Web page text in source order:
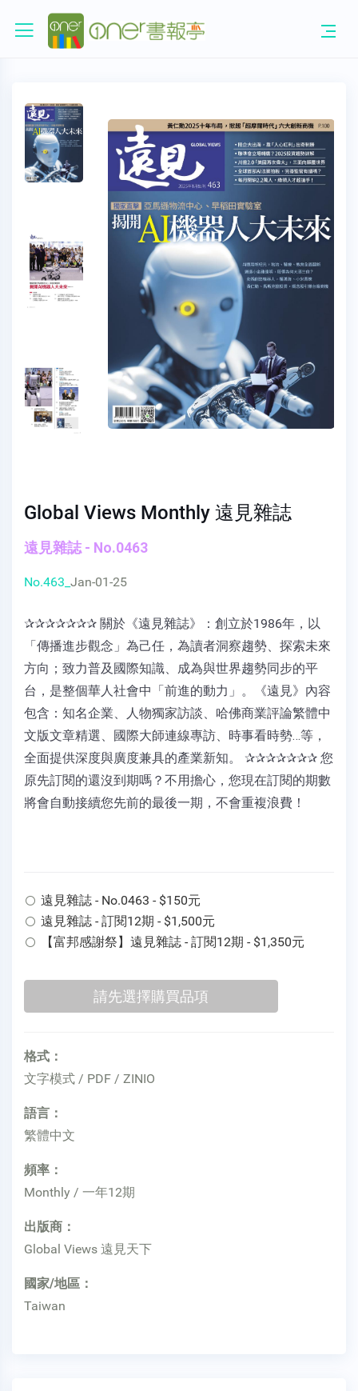
Global Views Monthly 遠見雜誌
遠見雜誌 - No.0463
No.463_ Jan-01-25
✰✰✰✰✰✰✰ 關於《遠見雜誌》：創立於1986年，以
「傳播進步觀念」為己任，為讀者洞察趨勢、探索未來
方向；致力普及國際知識、成為與世界趨勢同步的平
台，是整個華人社會中「前進的動力」。《遠見》內容
包含：知名企業、人物獨家訪談、哈佛商業評論繁體中
文版文章精選、國際大師連線專訪、時事看時勢…等，
全面提供深度與廣度兼具的產業新知。 ✰✰✰✰✰✰✰ 您
原先訂閱的還沒到期嗎？不用擔心，您現在訂閱的期數
將會自動接續您先前的最後一期，不會重複浪費！
遠見雜誌 - No.0463 - $150元
遠見雜誌 - 訂閱12期 - $1,500元
【富邦感謝祭】遠見雜誌 - 訂閱12期 - $1,350元
格式：
文字模式 / PDF / ZINIO
語言：
繁體中文
頻率：
Monthly / 一年12期
出版商：
Global Views 遠見天下
國家/地區：
Taiwan